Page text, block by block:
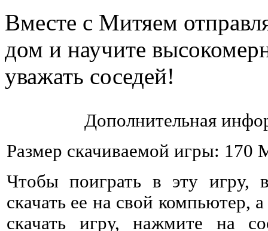
Вместе с Митяем
дом и научите
уважать соседей!
Дополнительная
Размер скачиваемой игры: 170
Чтобы поиграть в эту игру,
скачать ее на свой компьютер,
скачать игру, нажмите на